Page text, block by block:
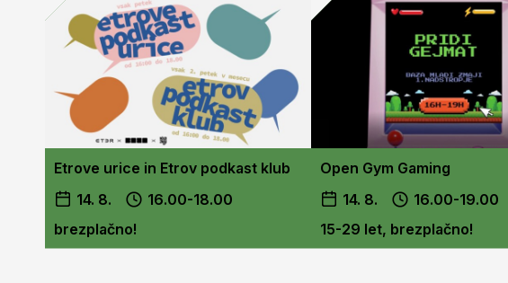
Etrove urice in Etrov podkast klub
14. 8.
16.00-18.00
brezplačno!
Open Gym Gaming
14. 8.
16.00-19.00
15-29 let, brezplačno!